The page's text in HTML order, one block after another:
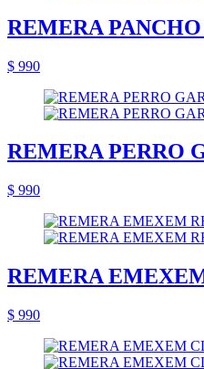
REMERA
$ 990
REMERA PERRO
$ 990
REMERA
$ 990